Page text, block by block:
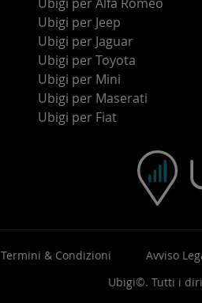
Ubigi per Jeep
Ubigi per Jaguar
Ubigi per Toyota
Ubigi per Mini
Ubigi per Maserati
Ubigi per Fiat
Termini & Condizioni Avviso
Ubigi©. Tutti i